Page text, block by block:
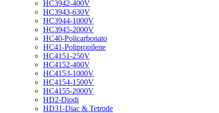
HC3942-400V
HC3943-630V
HC3944-1000V
HC3945-2000V
HC40-Policarbonato
HC41-Polipropilene
HC4151-250V
HC4152-400V
HC4153-1000V
HC4154-1500V
HC4155-2000V
HD2-Diodi
HD31-Diac & Tetrode